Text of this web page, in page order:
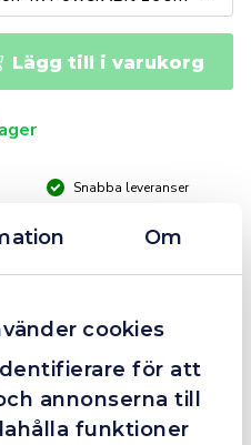
Om
cookies
för att
annonserna till
funktioner
Lägg till i varukorg
Snabba leveranser